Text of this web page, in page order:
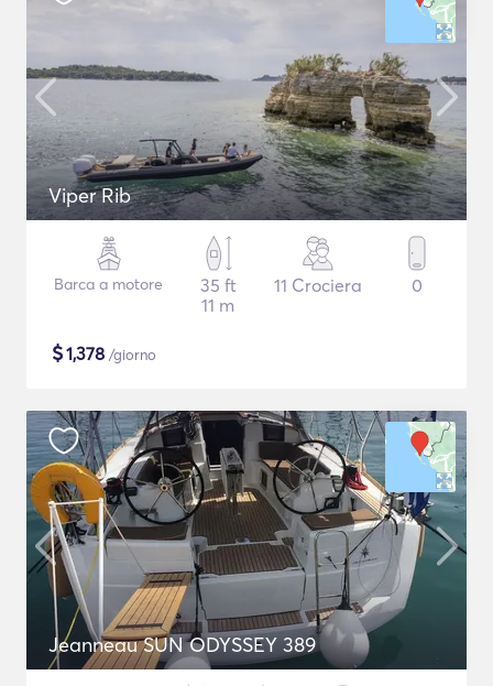
Viper Rib
Barca a motore
35 ft
11 m
11 Crociera 0
$1,378 /giorno
Jeanneau SUN ODYSSEY 389